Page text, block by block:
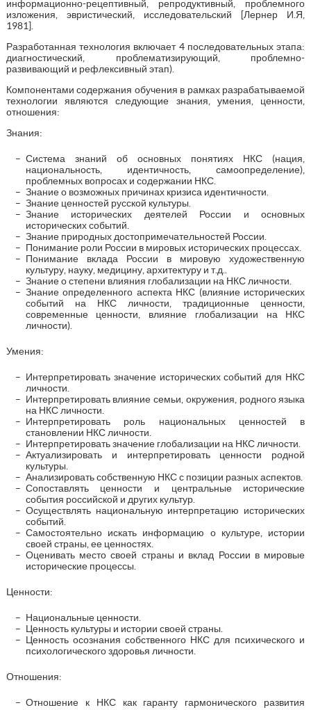
информационно-рецептивный, репродуктивный, проблемного
изложения, эвристический, исследовательский [Лернер И.Я,
1981].
Разработанная технология включает 4 последовательных этапа:
диагностический, проблематизирующий, проблемно-
развивающий и рефлексивный этап).
Компонентами содержания обучения в рамках разрабатываемой
технологии являются следующие знания, умения, ценности,
отношения:
Знания:
Система знаний об основных понятиях НКС (нация,
национальность, идентичность, самоопределение),
проблемных вопросах и содержании НКС.
Знание о возможных причинах кризиса идентичности.
Знание ценностей русской культуры.
Знание исторических деятелей России и основных
исторических событий.
Знание природных достопримечательностей России.
Понимание роли России в мировых исторических процессах.
Понимание вклада России в мировую художественную
культуру, науку, медицину, архитектуру и т.д..
Знание о степени влияния глобализации на НКС личности.
Знание определенного аспекта НКС (влияние исторических
событий на НКС личности, традиционные ценности,
современные ценности, влияние глобализации на НКС
личности).
Умения:
Интерпретировать значение исторических событий для НКС
личности.
Интерпретировать влияние семьи, окружения, родного языка
на НКС личности.
Интерпретировать роль национальных ценностей в
становлении НКС личности.
Интерпретировать значение глобализации на НКС личности.
Актуализировать и интерпретировать ценности родной
культуры.
Анализировать собственную НКС с позиции разных аспектов.
Сопоставлять ценности и центральные исторические
события российской и других культур.
Осуществлять национальную интерпретацию исторических
событий.
Самостоятельно искать информацию о культуре, истории
своей страны, ее ценностях.
Оценивать место своей страны и вклад России в мировые
исторические процессы.
Ценности:
Национальные ценности.
Ценность культуры и истории своей страны.
Ценность осознания собственного НКС для психического и
психологического здоровья личности.
Отношения:
Отношение к НКС как гаранту гармонического развития